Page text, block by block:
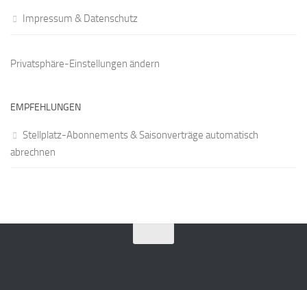
Impressum & Datenschutz
Privatsphäre-Einstellungen ändern
EMPFEHLUNGEN
Stellplatz-Abonnements & Saisonverträge automatisch
abrechnen